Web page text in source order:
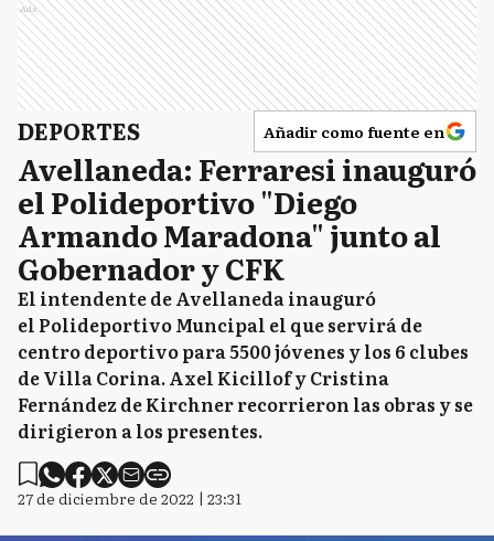
Ads
DEPORTES Añadir como fuente en
Avellaneda: Ferraresi inauguró
el Polideportivo "Diego
Armando Maradona" junto al
Gobernador y CFK
El intendente de Avellaneda inauguró
el Polideportivo Muncipal el que servirá de
centro deportivo para 5500 jóvenes y los 6 clubes
de Villa Corina. Axel Kicillof y Cristina
Fernández de Kirchner recorrieron las obras y se
dirigieron a los presentes.
27 de diciembre de 2022 | 23:31